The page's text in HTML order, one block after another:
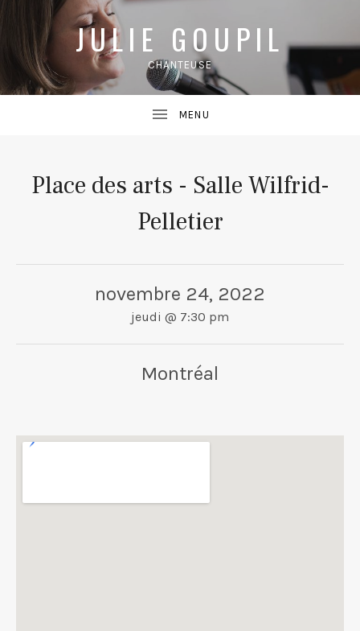
JULIE GOUPIL
CHANTEUSE
Place des arts - Salle Wilfrid-
Pelletier
novembre 24, 2022
jeudi @ 7:30 pm
Montréal